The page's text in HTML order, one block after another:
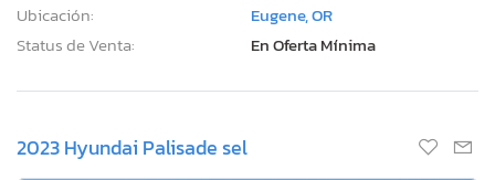
Ubicación:
Eugene, OR
Status de Venta:
En Oferta Mínima
2023 Hyundai Palisade sel